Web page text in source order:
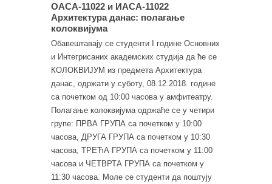
ОАСА-11022 и ИАСА-11022
Архитектура данас: полагање
колоквијума
Обавештавају се студенти I године Основних
и Интегрисаних академских студија да ће се
КОЛОКВИЈУМ из предмета Архитектура
данас, одржати у суботу, 08.12.2018. године
са почетком од 10:00 часова у амфитеатру.
Полагање колоквијума одржаће се у четири
групе: ПРВА ГРУПА са почетком у 10:00
часова, ДРУГА ГРУПА са почетком у 10:30
часова, ТРЕЋА ГРУПА са почетком у 11:00
часова и ЧЕТВРТА ГРУПА са почетком у
11:30 часова. Моле се студенти да поштују